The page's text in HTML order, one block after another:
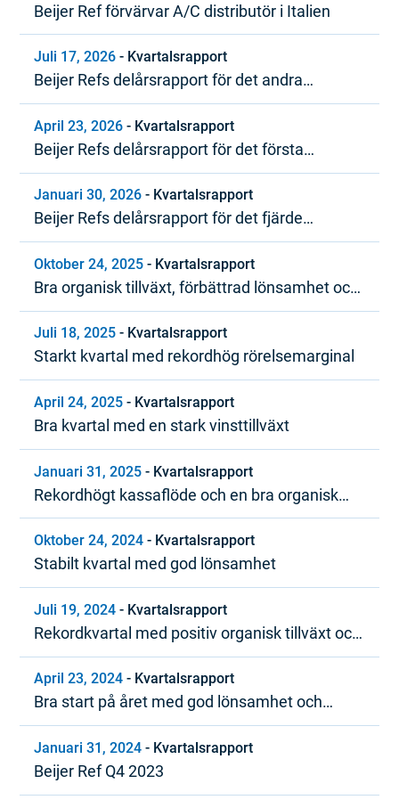
Beijer Ref förvärvar A/C distributör i Italien
Juli 17, 2026 - Kvartalsrapport
Beijer Refs delårsrapport för det andra
kvartalet 2026
April 23, 2026 - Kvartalsrapport
Beijer Refs delårsrapport för det första
kvartalet 2026
Januari 30, 2026 - Kvartalsrapport
Beijer Refs delårsrapport för det fjärde
kvartalet och bokslutskommuniké 2025
Oktober 24, 2025 - Kvartalsrapport
Bra organisk tillväxt, förbättrad lönsamhet och
starkt kassaflöde
Juli 18, 2025 - Kvartalsrapport
Starkt kvartal med rekordhög rörelsemarginal
April 24, 2025 - Kvartalsrapport
Bra kvartal med en stark vinsttillväxt
Januari 31, 2025 - Kvartalsrapport
Rekordhögt kassaflöde och en bra organisk
tillväxttrend under 2024
Oktober 24, 2024 - Kvartalsrapport
Stabilt kvartal med god lönsamhet
Juli 19, 2024 - Kvartalsrapport
Rekordkvartal med positiv organisk tillväxt och
stark lönsamhet
April 23, 2024 - Kvartalsrapport
Bra start på året med god lönsamhet och
positivt kassaflöde
Januari 31, 2024 - Kvartalsrapport
Beijer Ref Q4 2023